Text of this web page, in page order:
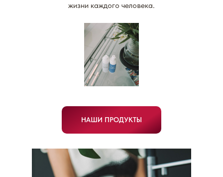
жизни каждого человека.
НАШИ ПРОДУКТЫ